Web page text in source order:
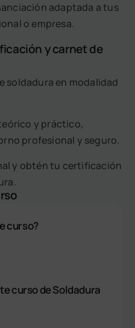
adaptada a tus
o empresa.
y carnet de
soldadura en modalidad
y práctico,
profesional y seguro.
y obtén tu certificación
curso?
curso de Soldadura